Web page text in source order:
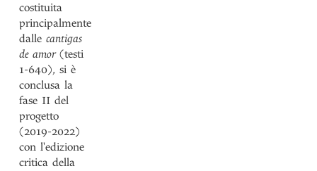
costituita
principalmente
dallecantigas
de amor(testi
1-640), si è
conclusa la
fase II del
progetto
(2019-2022)
con l'edizione
critica della